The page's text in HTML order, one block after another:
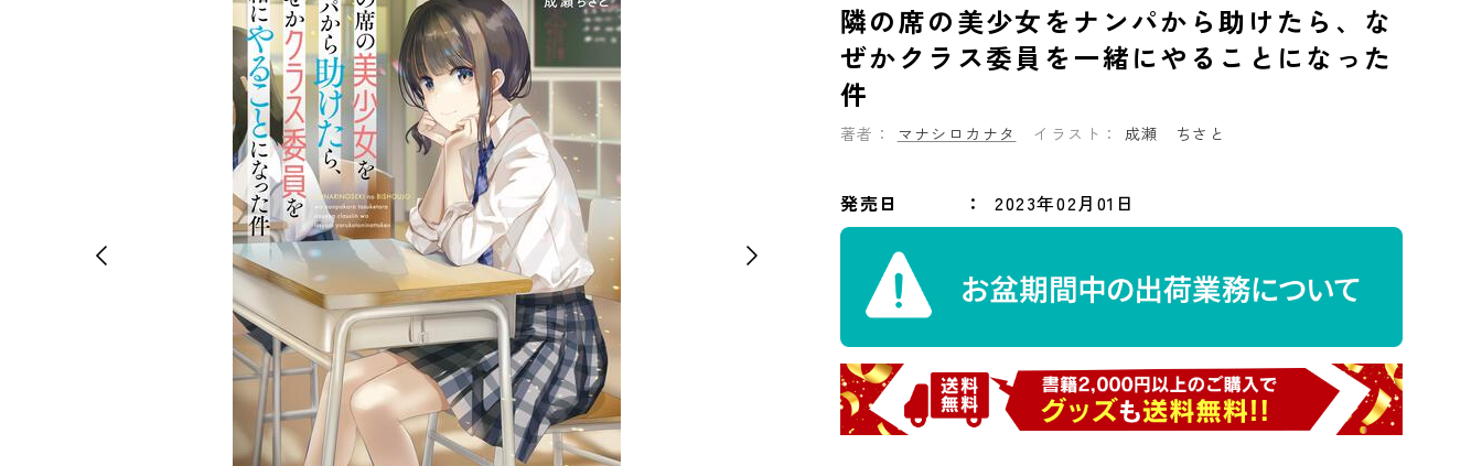
隣の席の美少女をナンパから助けたら、な
ぜかクラス委員を一緒にやることになった
件
著者： マナシロカナタ イラスト： 成瀬 ちさと
発売日 2023年02月01日